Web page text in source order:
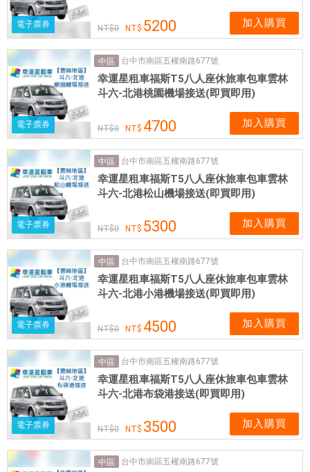
電子票券 0 5200 加入購買
電子票券
中區 台中市南區五權南路677號
幸運星租車福斯T5八人座休旅車包車雲林
斗六-北港桃園機場接送(即買即用)
0 4700 加入購買
電子票券
中區 台中市南區五權南路677號
幸運星租車福斯T5八人座休旅車包車雲林
斗六-北港松山機場接送(即買即用)
0 5300 加入購買
電子票券
中區 台中市南區五權南路677號
幸運星租車福斯T5八人座休旅車包車雲林
斗六-北港小港機場接送(即買即用)
0 4500 加入購買
電子票券
中區 台中市南區五權南路677號
幸運星租車福斯T5八人座休旅車包車雲林
斗六-北港布袋港接送(即買即用)
0 3500 加入購買
中區 台中市南區五權南路677號